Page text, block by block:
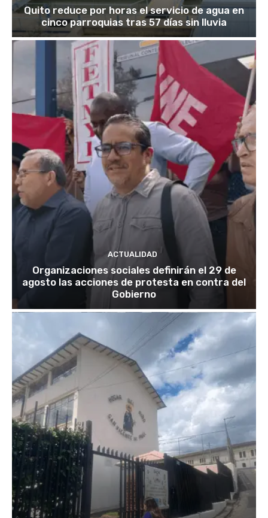
Quito reduce por horas el servicio de agua en
cinco parroquias tras 57 días sin lluvia
ACTUALIDAD
Organizaciones sociales definirán el 29 de
agosto las acciones de protesta en contra del
Gobierno